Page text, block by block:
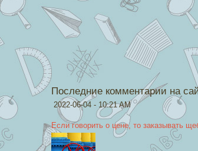
Последние комментарии на
2022-06-04 - 10:21 AM
Если говорить о цене, то заказывать